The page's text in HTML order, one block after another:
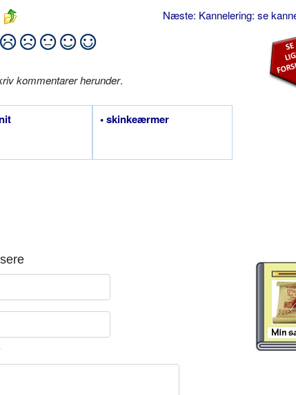
Næste: Kannelering: se
kommentarer herunder.
• skinkeærmer